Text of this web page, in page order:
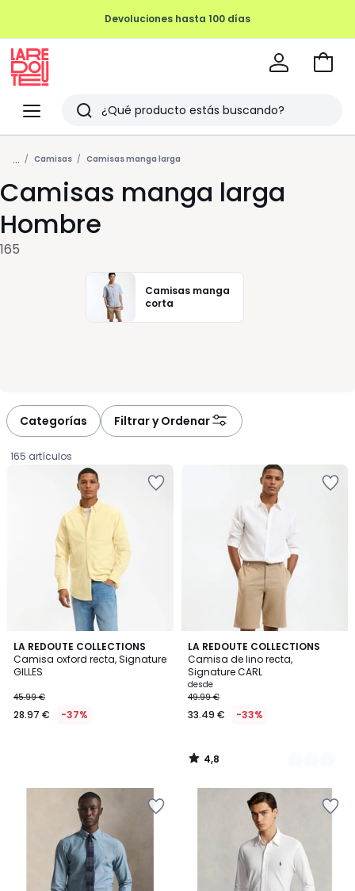
Menu
Redoute
Buscar
Últimos
artículos
vistos
Ir
... Camisas Camisas manga larga
Camisas manga larga
Hombre
165
Camisas manga
corta
Categorías Filtrar y Ordenar
165 artículos
LA REDOUTE COLLECTIONS
Camisa oxford recta, Signature
GILLES
€
en
45.99 €
28.97 € -37%
LA REDOUTE COLLECTIONS
Camisa de lino recta,
Signature CARL
desde
49.99 €
33.49 € -33%
4,8
/ 5
5
Colores
4,8
/